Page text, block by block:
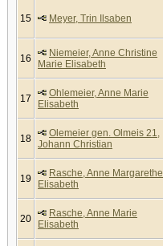
15 Meyer, Trin Ilsaben
16
Niemeier, Anne Christine
Marie Elisabeth
17
Ohlemeier, Anne Marie
Elisabeth
18
Olemeier gen. Olmeis 21,
Johann Christian
19
Rasche, Anne Margarethe
Elisabeth
20
Rasche, Anne Marie
Elisabeth